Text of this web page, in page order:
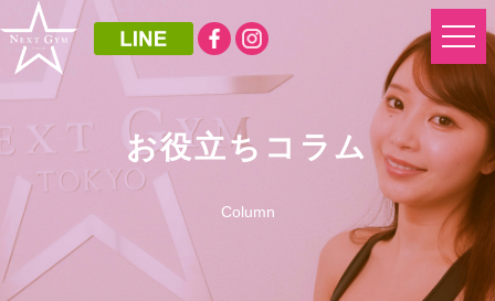
お役立ちコラム
Column